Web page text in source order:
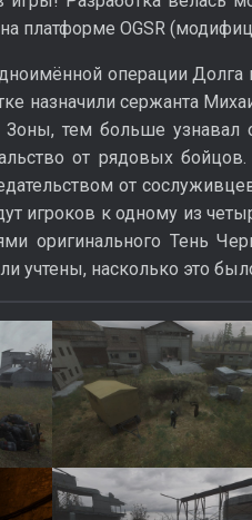
платформе OGSR
операции
назначили сержанта
тем больше узнавал
от рядовых
от
игроков к одному из
оригинального Тень
учтены, насколько это